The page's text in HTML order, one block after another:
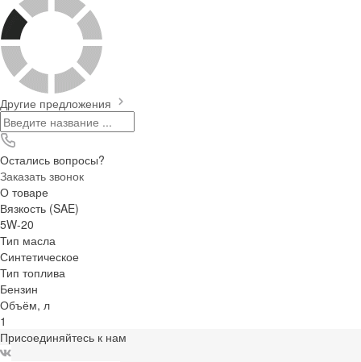
Другие предложения
Остались вопросы?
Заказать звонок
О товаре
Вязкость (SAE)
5W-20
Тип масла
Синтетическое
Тип топлива
Бензин
Объём, л
1
Присоединяйтесь к нам